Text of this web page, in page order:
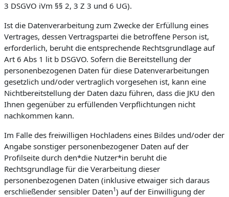
3 DSGVO iVm §§ 2, 3 Z 3 und 6 UG).
Ist die Datenverarbeitung zum Zwecke der Erfüllung eines
Vertrages, dessen Vertragspartei die betroffene Person ist,
erforderlich, beruht die entsprechende Rechtsgrundlage auf
Art 6 Abs 1 lit b DSGVO. Sofern die Bereitstellung der
personenbezogenen Daten für diese Datenverarbeitungen
gesetzlich und/oder vertraglich vorgesehen ist, kann eine
Nichtbereitstellung der Daten dazu führen, dass die JKU den
Ihnen gegenüber zu erfüllenden Verpflichtungen nicht
nachkommen kann.
Im Falle des freiwilligen Hochladens eines Bildes und/oder der
Angabe sonstiger personenbezogener Daten auf der
Profilseite durch den*die Nutzer*in beruht die
Rechtsgrundlage für die Verarbeitung dieser
personenbezogenen Daten (inklusive etwaiger sich daraus
erschließender sensibler Daten1) auf der Einwilligung der